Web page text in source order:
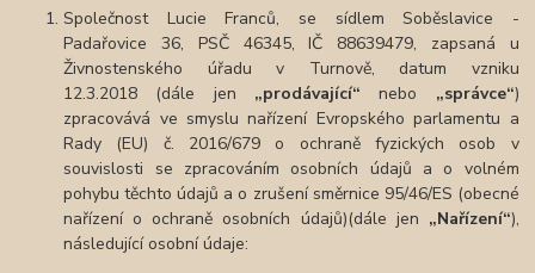
Společnost Lucie Franců, se sídlem Soběslavice -
Padařovice 36, PSČ 46345, IČ 88639479, zapsaná u
Živnostenského úřadu v Turnově, datum vzniku
12.3.2018 (dále jen „prodávající“ nebo „správce“)
zpracovává ve smyslu nařízení Evropského parlamentu a
Rady (EU) č. 2016/679 o ochraně fyzických osob v
souvislosti se zpracováním osobních údajů a o volném
pohybu těchto údajů a o zrušení směrnice 95/46/ES (obecné
nařízení o ochraně osobních údajů)(dále jen „Nařízení“),
následující osobní údaje: